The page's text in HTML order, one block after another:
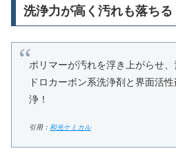
洗浄力が高く汚れも落ちる
ポリマーが汚れを浮き上がらせ
ドロカーボン系洗浄剤と界面活
浄！
引用：和光ケミカル